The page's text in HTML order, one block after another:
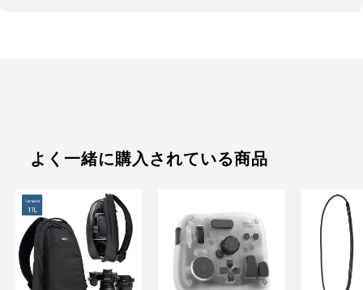
よく一緒に購入されている商品